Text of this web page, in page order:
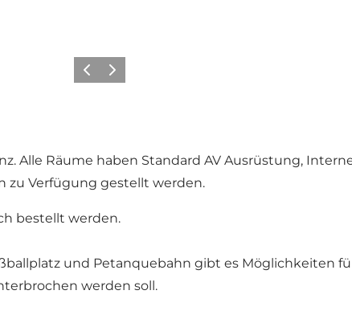
Vorherige Folie
Nächste Folie
Alle Räume haben Standard AV Ausrüstung,
zu Verfügung gestellt werden.
bestellt werden.
und Petanquebahn gibt es Möglichkeiten
werden soll.